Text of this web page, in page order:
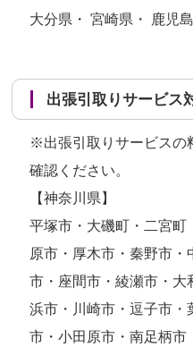
大分県・ 宮崎県・ 鹿児
出張引取りサービス
※出張引取りサービスの
確認ください。
【神奈川県】
平塚市・大磯町・二宮
原市・厚木市・秦野市・
市・座間市・綾瀬市・
浜市・川崎市・逗子市
市・小田原市・南足柄市